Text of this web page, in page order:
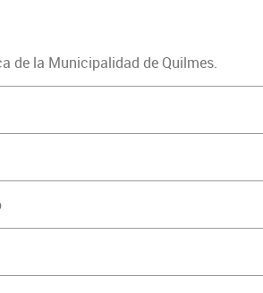
de la Municipalidad de Quilmes.